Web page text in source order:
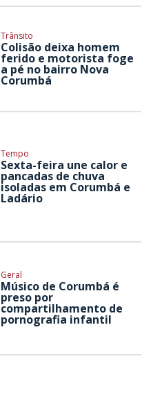
Trânsito
Colisão deixa homem
ferido e motorista foge
a pé no bairro Nova
Corumbá
Tempo
Sexta-feira une calor e
pancadas de chuva
isoladas em Corumbá e
Ladário
Geral
Músico de Corumbá é
preso por
compartilhamento de
pornografia infantil